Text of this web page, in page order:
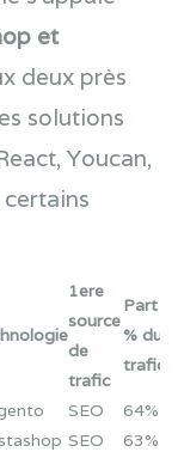
et
deux près
solutions
Youcan,
1ere
source
de
trafic
Part
% du
trafic
SEO
64%
SEO
63%